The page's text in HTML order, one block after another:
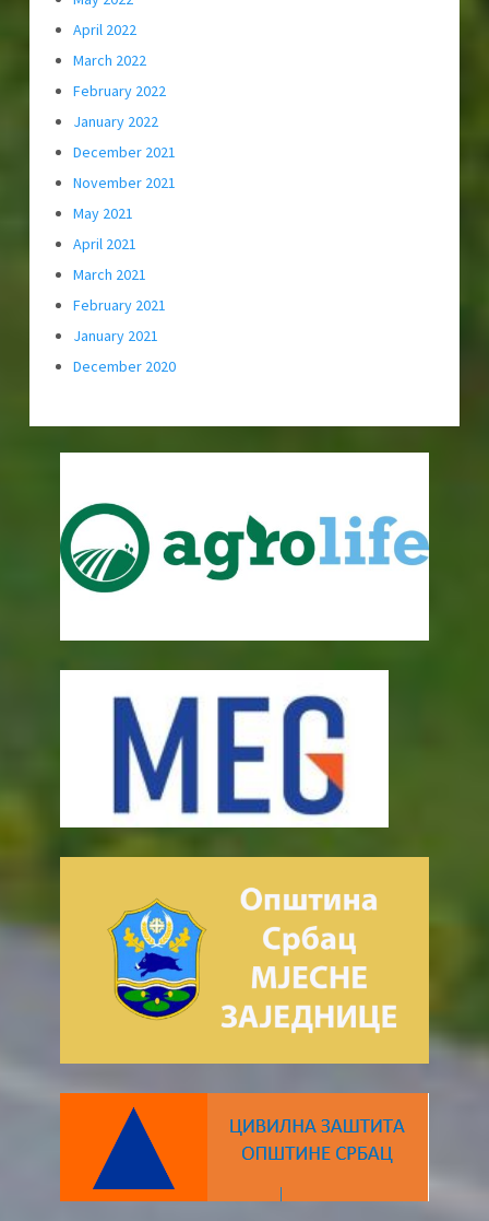
April 2022
March 2022
February 2022
January 2022
December 2021
November 2021
May 2021
April 2021
March 2021
February 2021
January 2021
December 2020